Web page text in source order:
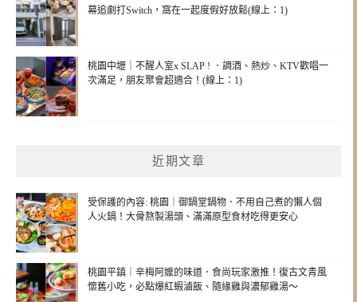
幕追劇打Switch，窩在一起度假好放鬆(線上：1)
桃園中壢｜不醒人室x SLAP ! ．調酒、熱炒、KTV歡唱一
次滿足，朋友聚會超適合！(線上：1)
近期文章
受保護的內容: 桃園｜御鍋堂鍋物．不用自己煮的懶人個
人火鍋！大骨熬製湯頭、滿滿原型食材吃得更安心
桃園平鎮｜辛梅阿嬤的味道．食尚玩家激推！復古文青風
懷舊小吃，必點爆紅蝦滷飯、隨緣雞與濃郁雞湯～